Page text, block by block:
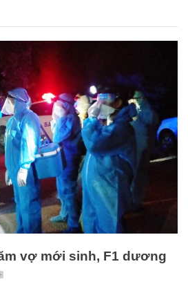
vợ mới sinh, F1 dương